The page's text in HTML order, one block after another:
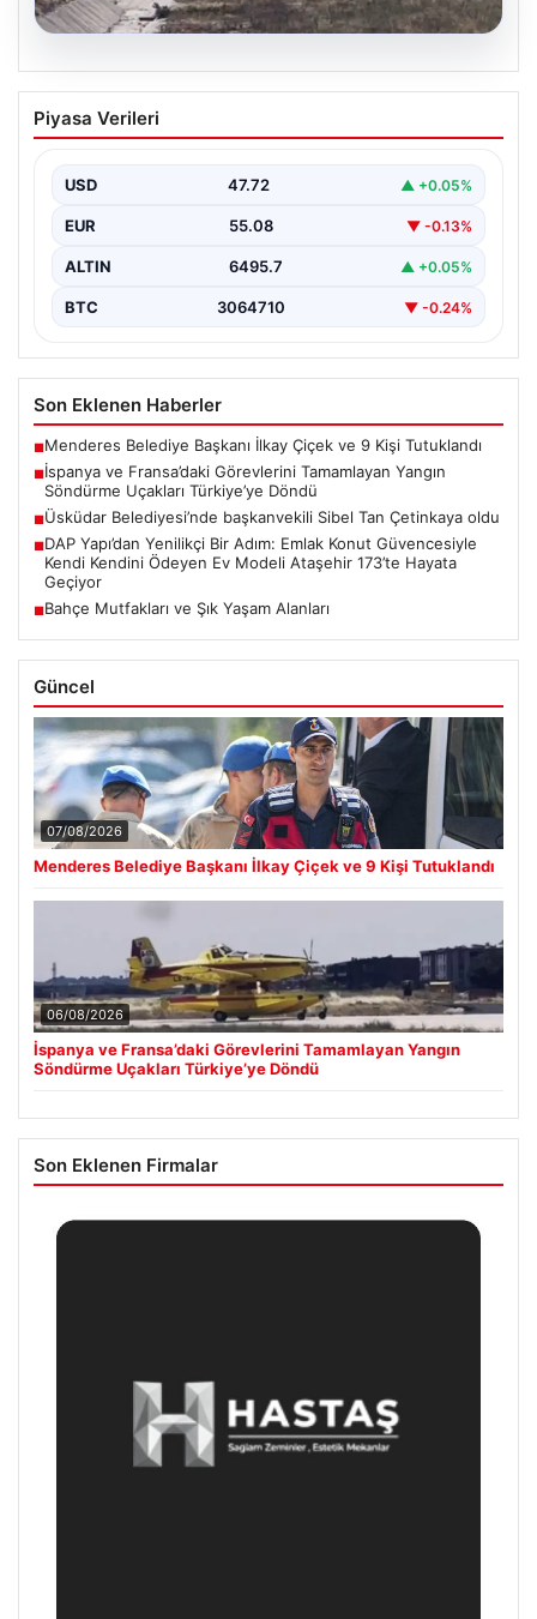
06.08.2026
İspanya ve Fransa’daki Görevlerini
Tamamlayan Yangın Söndürme Uçakları
Orman Genel Müdürlüğü tarafından yapılan açıklamada,
büyük…
Piyasa Verileri
USD 47.72 ▲ +0.05%
EUR 55.08 ▼ -0.13%
ALTIN 6495.7 ▲ +0.05%
BTC 3064710 ▼ -0.24%
Son Eklenen Haberler
■Menderes Belediye Başkanı İlkay Çiçek ve 9 Kişi Tutuklandı
■İspanya ve Fransa’daki Görevlerini Tamamlayan Yangın
Söndürme Uçakları Türkiye’ye Döndü
■Üsküdar Belediyesi’nde başkanvekili Sibel Tan Çetinkaya oldu
■DAP Yapı’dan Yenilikçi Bir Adım: Emlak Konut Güvencesiyle
Kendi Kendini Ödeyen Ev Modeli Ataşehir 173’te Hayata
Geçiyor
■Bahçe Mutfakları ve Şık Yaşam Alanları
Güncel
07/08/2026
Menderes Belediye Başkanı İlkay Çiçek ve 9 Kişi Tutuklandı
06/08/2026
İspanya ve Fransa’daki Görevlerini Tamamlayan Yangın
Söndürme Uçakları Türkiye’ye Döndü
Son Eklenen Firmalar